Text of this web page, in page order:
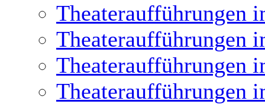
Theateraufführungen
Theateraufführungen
Theateraufführungen
Theateraufführungen